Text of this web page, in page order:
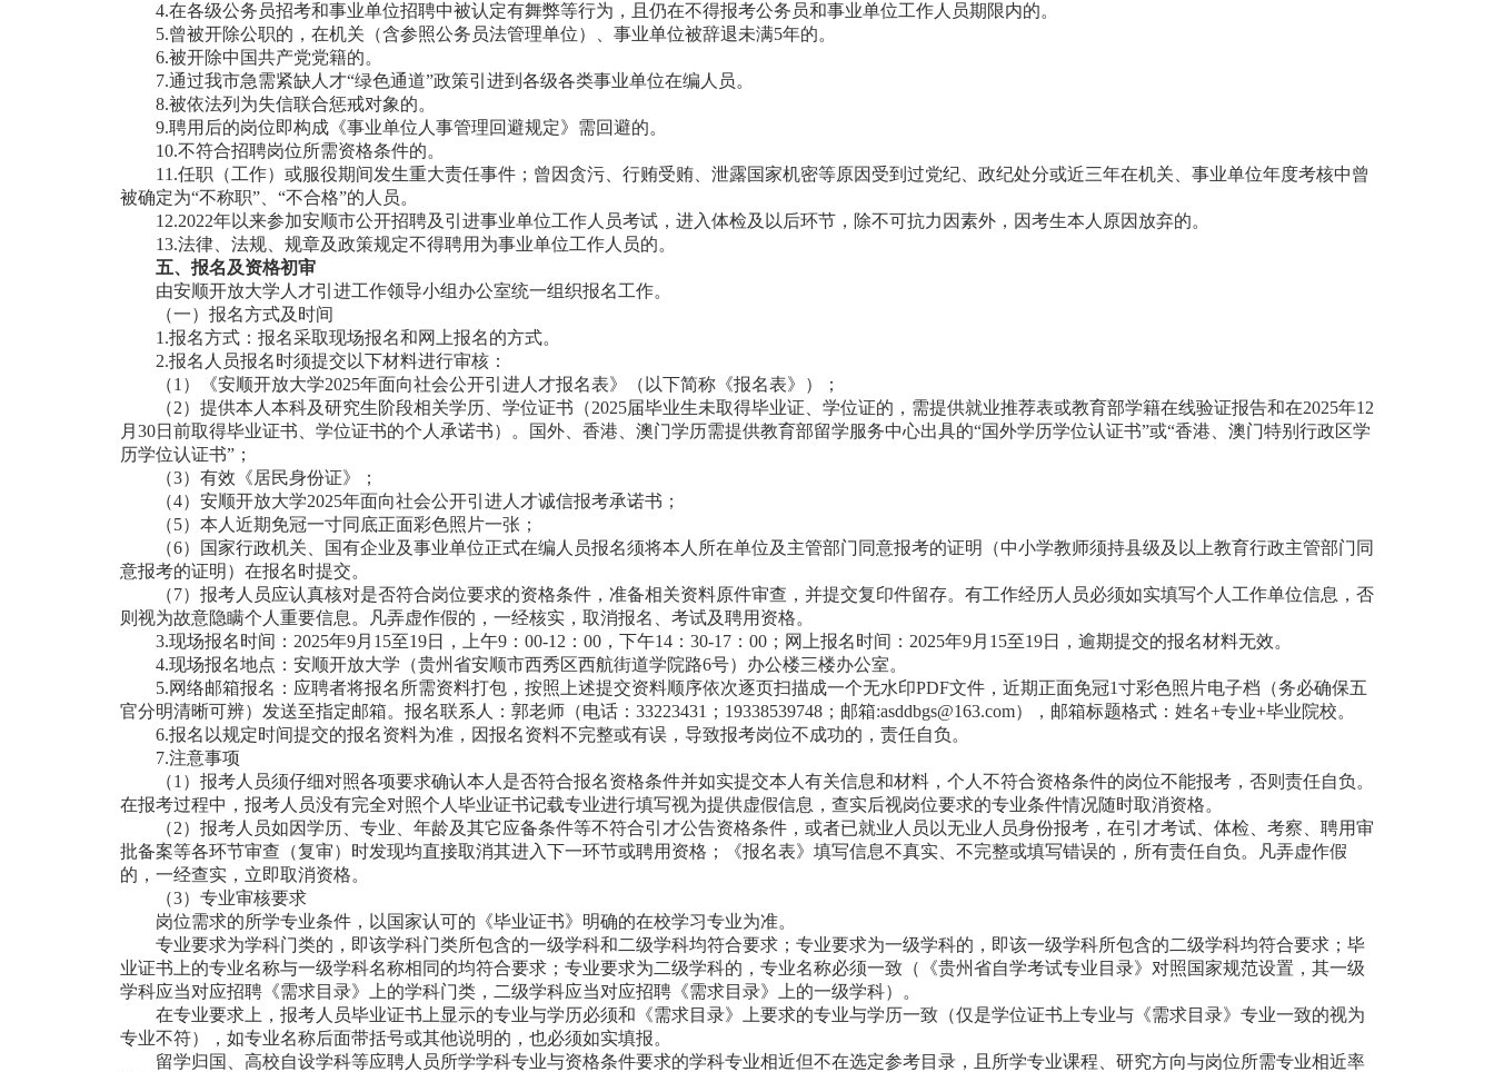
4.在各级公务员招考和事业单位招聘中被认定有舞弊等行为，且仍在不得报考公务员和事业单位工作人员期限内的。
5.曾被开除公职的，在机关（含参照公务员法管理单位）、事业单位被辞退未满5年的。
6.被开除中国共产党党籍的。
7.通过我市急需紧缺人才“绿色通道”政策引进到各级各类事业单位在编人员。
8.被依法列为失信联合惩戒对象的。
9.聘用后的岗位即构成《事业单位人事管理回避规定》需回避的。
10.不符合招聘岗位所需资格条件的。
11.任职（工作）或服役期间发生重大责任事件；曾因贪污、行贿受贿、泄露国家机密等原因受到过党纪、政纪处分或近三年在机关、事业单位年度考核中曾
被确定为“不称职”、“不合格”的人员。
12.2022年以来参加安顺市公开招聘及引进事业单位工作人员考试，进入体检及以后环节，除不可抗力因素外，因考生本人原因放弃的。
13.法律、法规、规章及政策规定不得聘用为事业单位工作人员的。
五、报名及资格初审
由安顺开放大学人才引进工作领导小组办公室统一组织报名工作。
（一）报名方式及时间
1.报名方式：报名采取现场报名和网上报名的方式。
2.报名人员报名时须提交以下材料进行审核：
（1）《安顺开放大学2025年面向社会公开引进人才报名表》（以下简称《报名表》）；
（2）提供本人本科及研究生阶段相关学历、学位证书（2025届毕业生未取得毕业证、学位证的，需提供就业推荐表或教育部学籍在线验证报告和在2025年12
月30日前取得毕业证书、学位证书的个人承诺书）。国外、香港、澳门学历需提供教育部留学服务中心出具的“国外学历学位认证书”或“香港、澳门特别行政区学
历学位认证书”；
（3）有效《居民身份证》；
（4）安顺开放大学2025年面向社会公开引进人才诚信报考承诺书；
（5）本人近期免冠一寸同底正面彩色照片一张；
（6）国家行政机关、国有企业及事业单位正式在编人员报名须将本人所在单位及主管部门同意报考的证明（中小学教师须持县级及以上教育行政主管部门同
意报考的证明）在报名时提交。
（7）报考人员应认真核对是否符合岗位要求的资格条件，准备相关资料原件审查，并提交复印件留存。有工作经历人员必须如实填写个人工作单位信息，否
则视为故意隐瞒个人重要信息。凡弄虚作假的，一经核实，取消报名、考试及聘用资格。
3.现场报名时间：2025年9月15至19日，上午9：00-12：00，下午14：30-17：00；网上报名时间：2025年9月15至19日，逾期提交的报名材料无效。
4.现场报名地点：安顺开放大学（贵州省安顺市西秀区西航街道学院路6号）办公楼三楼办公室。
5.网络邮箱报名：应聘者将报名所需资料打包，按照上述提交资料顺序依次逐页扫描成一个无水印PDF文件，近期正面免冠1寸彩色照片电子档（务必确保五
官分明清晰可辨）发送至指定邮箱。报名联系人：郭老师（电话：33223431；19338539748；邮箱:asddbgs@163.com），邮箱标题格式：姓名+专业+毕业院校。
6.报名以规定时间提交的报名资料为准，因报名资料不完整或有误，导致报考岗位不成功的，责任自负。
7.注意事项
（1）报考人员须仔细对照各项要求确认本人是否符合报名资格条件并如实提交本人有关信息和材料，个人不符合资格条件的岗位不能报考，否则责任自负。
在报考过程中，报考人员没有完全对照个人毕业证书记载专业进行填写视为提供虚假信息，查实后视岗位要求的专业条件情况随时取消资格。
（2）报考人员如因学历、专业、年龄及其它应备条件等不符合引才公告资格条件，或者已就业人员以无业人员身份报考，在引才考试、体检、考察、聘用审
批备案等各环节审查（复审）时发现均直接取消其进入下一环节或聘用资格；《报名表》填写信息不真实、不完整或填写错误的，所有责任自负。凡弄虚作假
的，一经查实，立即取消资格。
（3）专业审核要求
岗位需求的所学专业条件，以国家认可的《毕业证书》明确的在校学习专业为准。
专业要求为学科门类的，即该学科门类所包含的一级学科和二级学科均符合要求；专业要求为一级学科的，即该一级学科所包含的二级学科均符合要求；毕
业证书上的专业名称与一级学科名称相同的均符合要求；专业要求为二级学科的，专业名称必须一致（《贵州省自学考试专业目录》对照国家规范设置，其一级
学科应当对应招聘《需求目录》上的学科门类，二级学科应当对应招聘《需求目录》上的一级学科）。
在专业要求上，报考人员毕业证书上显示的专业与学历必须和《需求目录》上要求的专业与学历一致（仅是学位证书上专业与《需求目录》专业一致的视为
专业不符），如专业名称后面带括号或其他说明的，也必须如实填报。
留学归国、高校自设学科等应聘人员所学学科专业与资格条件要求的学科专业相近但不在选定参考目录，且所学专业课程、研究方向与岗位所需专业相近率